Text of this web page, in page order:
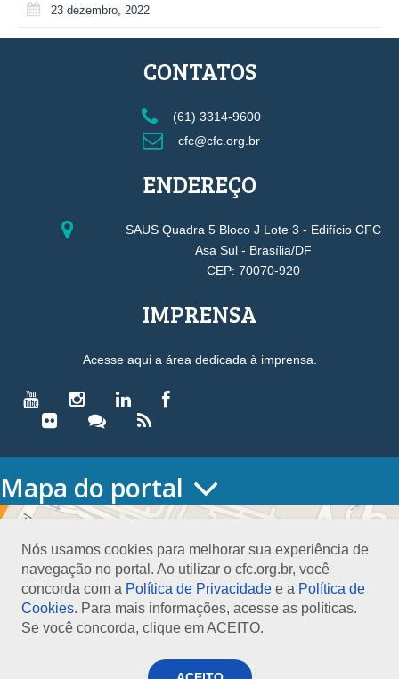
23 dezembro, 2022
Nós usamos cookies para melhorar sua experiência de
navegação no portal. Ao utilizar o cfc.org.br, você
concorda com a Política de Privacidade e a Política de
Cookies. Para mais informações, acesse as políticas.
Se você concorda, clique em ACEITO.
CONTATOS
(61) 3314-9600
cfc@cfc.org.br
ENDEREÇO
SAUS Quadra 5 Bloco J Lote 3 - Edifício CFC
Asa Sul - Brasília/DF
CEP: 70070-920
IMPRENSA
Acesse aqui a área dedicada à imprensa.
Mapa do portal
HOME
Conselho Diretor
Nossa Sede
Planejamento
Organograma
Medalha João Lyra